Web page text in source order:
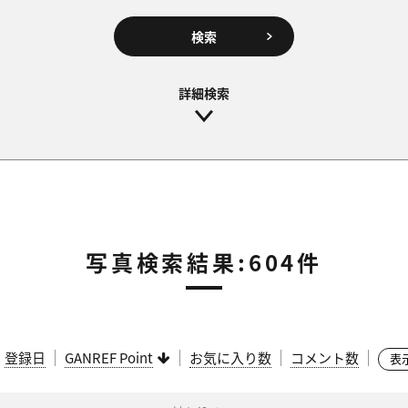
検索
写真検索結果:604件
登録日 GANREF Point お気に入り数 コメント数 表